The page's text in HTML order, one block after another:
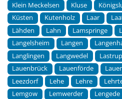
Klein Meckelsen
Kluse
Küsten
Kutenholz Laar
Lähden
Lahn Lamspringe
Langelsheim
Langen
Langlingen
Langwedel Lastrup
Lauenbrück
Lauenförde
Leezdorf
Lehe Lehre
Lemgow
Lemwerder Lengede